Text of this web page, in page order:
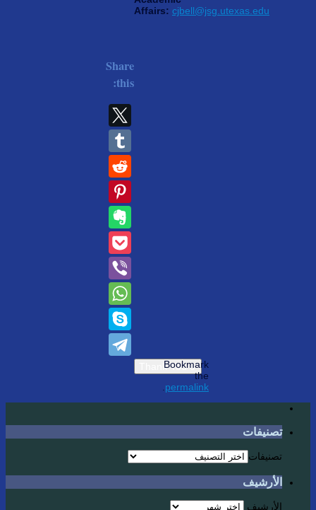
Affairs: cjbell@jsg.utexas.edu
Share
this:
Bookmark
the
permalink
تصنيفات
تصنيفات
الأرشيف
الأرشيف